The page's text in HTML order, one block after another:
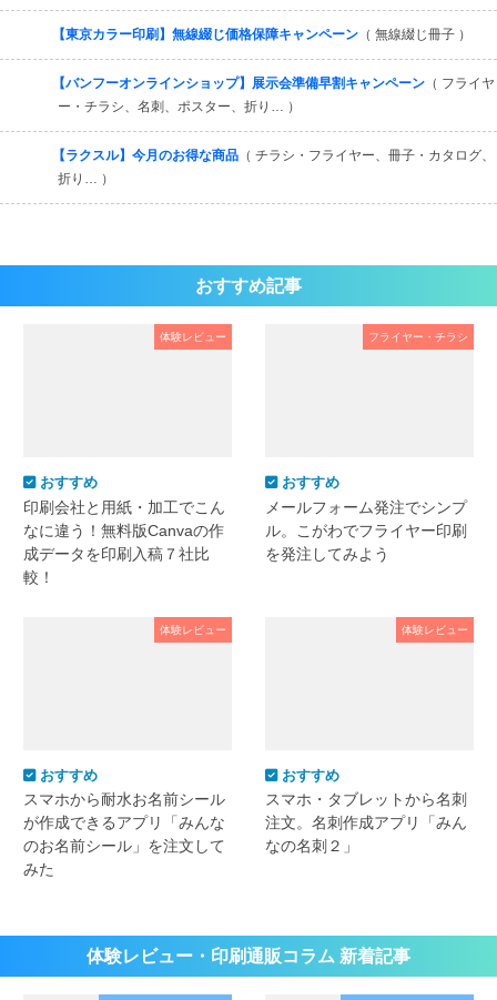
【東京カラー印刷】無線綴じ価格保障キャンペーン （ 無線綴じ冊子 ）
【バンフーオンラインショップ】展示会準備早割キャンペーン （ フライヤ
ー・チラシ、名刺、ポスター、折り… ）
【ラクスル】今月のお得な商品 （ チラシ・フライヤー、冊子・カタログ、
折り… ）
おすすめ記事
体験レビュー
おすすめ
印刷会社と用紙・加工でこん
なに違う！無料版Canvaの作
成データを印刷入稿７社比
較！
フライヤー・チラシ
おすすめ
メールフォーム発注でシンプ
ル。こがわでフライヤー印刷
を発注してみよう
体験レビュー
おすすめ
スマホから耐水お名前シール
が作成できるアプリ「みんな
のお名前シール」を注文して
みた
体験レビュー
おすすめ
スマホ・タブレットから名刺
注文。名刺作成アプリ「みん
なの名刺２」
体験レビュー・印刷通販コラム 新着記事